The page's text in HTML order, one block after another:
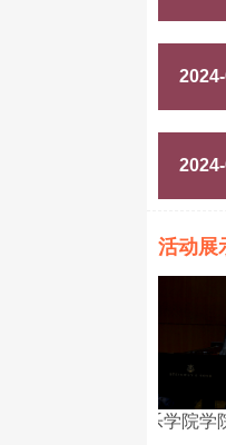
活动展
中央音乐学院学院赴